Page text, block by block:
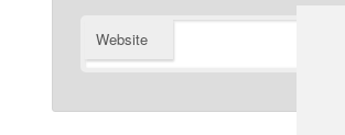
Website